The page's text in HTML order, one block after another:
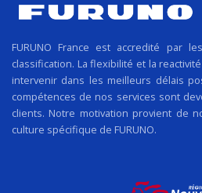
FURUNO France est accredité par
classification. La flexibilité et la
intervenir dans les meilleurs délais
compétences de nos services sont
clients. Notre motivation provient de
culture spécifique de FURUNO.